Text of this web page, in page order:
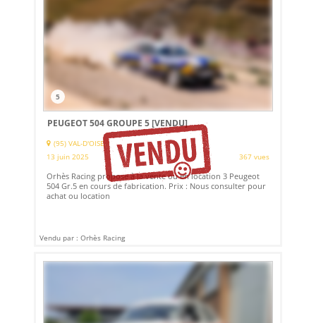
5
PEUGEOT 504 GROUPE 5[VENDU]
(95) VAL-D'OISE
13 juin 2025
367 vues
Orhès Racing propose à la vente ou en location 3 Peugeot
504 Gr.5 en cours de fabrication. Prix : Nous consulter pour
achat ou location
Vendu par : Orhès Racing